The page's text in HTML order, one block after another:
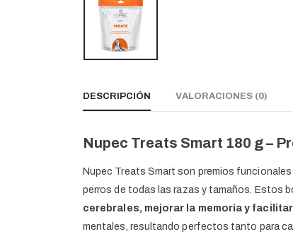
DESCRIPCIÓN VALORACIONES (0)
Nupec Treats Smart 180 g –
Nupec Treats Smart son premios
perros de todas las razas y tamaños. Estos
cerebrales, mejorar la memoria y
mentales, resultando perfectos tanto para